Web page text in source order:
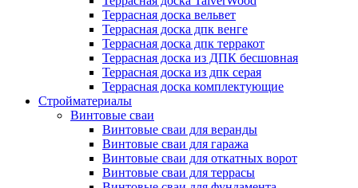
Террасная доска вельвет
Террасная доска дпк венге
Террасная доска дпк терракот
Террасная доска из ДПК бесшовная
Террасная доска из дпк серая
Террасная доска комплектующие
Стройматериалы
Винтовые сваи
Винтовые сваи для веранды
Винтовые сваи для гаража
Винтовые сваи для откатных ворот
Винтовые сваи для террасы